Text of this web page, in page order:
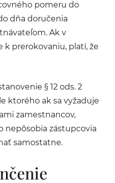
pomeru do
dňa doručenia
Ak v
prerokovaniu, platí, že
§ 12 ods. 2
ktorého ak sa vyžaduje
zamestnancov,
nepôsobia zástupcovia
samostatne.